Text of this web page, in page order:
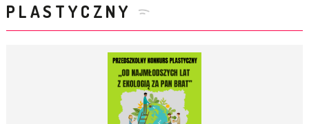
PLASTYCZNY